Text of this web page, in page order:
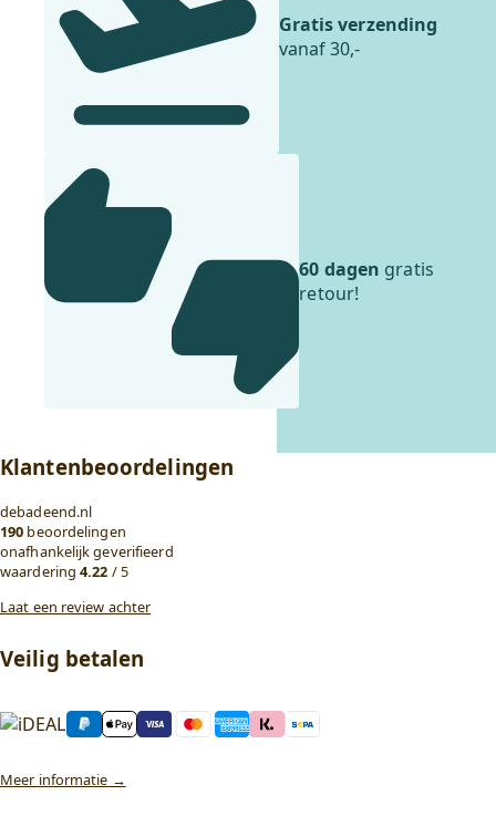
Gratis verzending
vanaf 30,-
60 dagen gratis
retour!
Klantenbeoordelingen
debadeend.nl
190 beoordelingen
onafhankelijk geverifieerd
waardering4.22 / 5
Laat een review achter
Veilig betalen
Meer informatie →